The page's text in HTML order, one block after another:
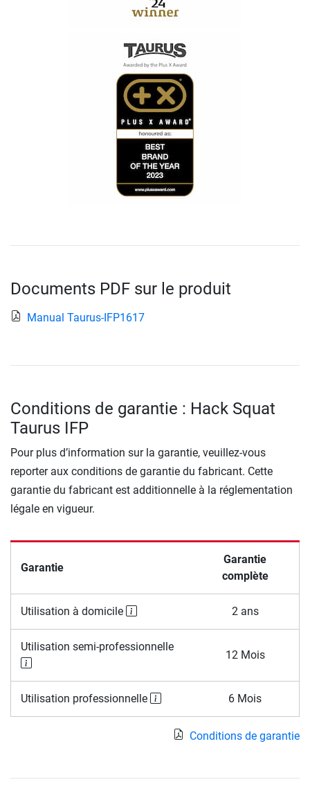
Documents PDF sur le produit
Manual Taurus-IFP1617
Conditions de garantie : Hack Squat
Taurus IFP
Pour plus d’information sur la garantie, veuillez-vous
reporter aux conditions de garantie du fabricant. Cette
garantie du fabricant est additionnelle à la réglementation
légale en vigueur.
Garantie
Garantie
complète
Utilisation à domicile 2 ans
Utilisation semi-professionnelle
12 Mois
Utilisation professionnelle 6 Mois
Conditions de garantie